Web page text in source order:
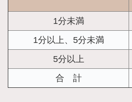
1分未満
1分以上、5分未満
5分以上
合 計